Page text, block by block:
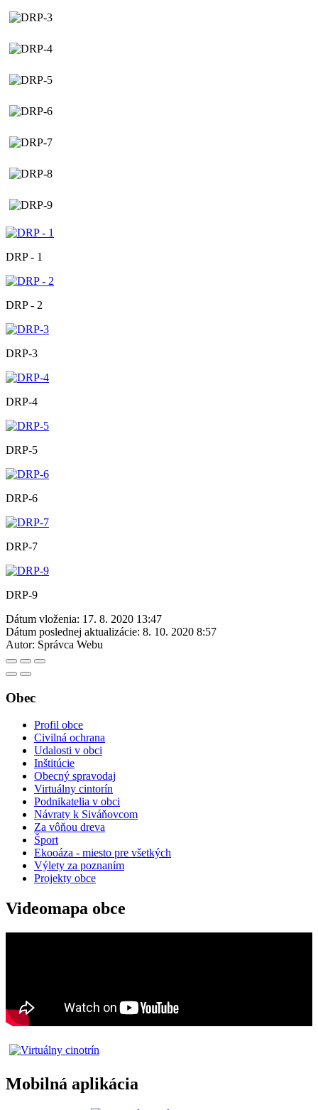
DRP - 1
DRP - 2
DRP-3
DRP-4
DRP-5
DRP-6
DRP-7
DRP-9
Dátum vloženia: 17. 8. 2020 13:47
Dátum poslednej aktualizácie: 8. 10. 2020 8:57
Autor: Správca Webu
Obec
Profil obce
Civilná ochrana
Udalosti v obci
Inštitúcie
Obecný spravodaj
Virtuálny cintorín
Podnikatelia v obci
Návraty k Siváňovcom
Za vôňou dreva
Šport
Ekooáza - miesto pre všetkých
Výlety za poznaním
Projekty obce
Videomapa obce
Mobilná aplikácia